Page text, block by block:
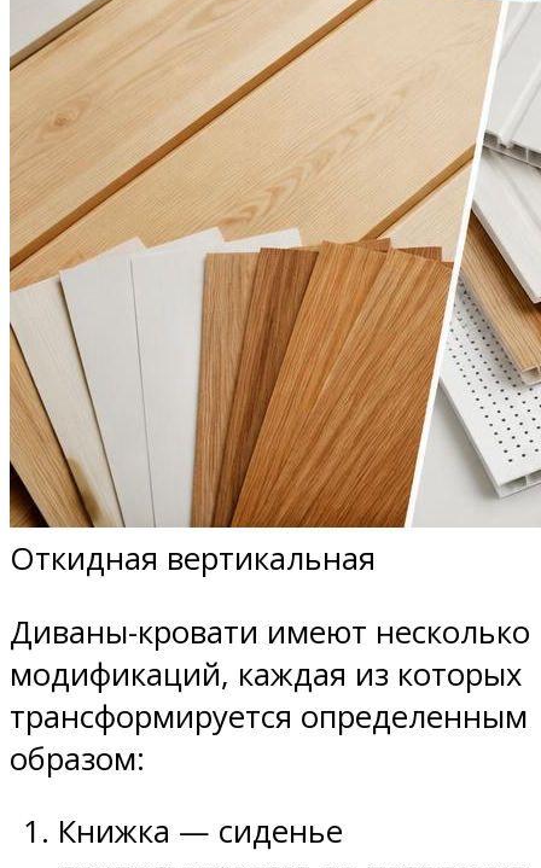
Откидная вертикальная
Диваны-кровати имеют несколько
модификаций, каждая из которых
трансформируется определенным
образом:
Книжка — сиденье